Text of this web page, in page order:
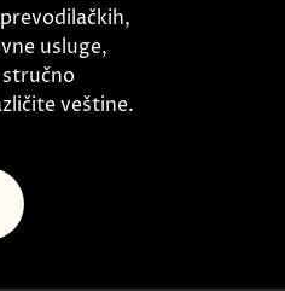
usluge,
stručno
veštine.